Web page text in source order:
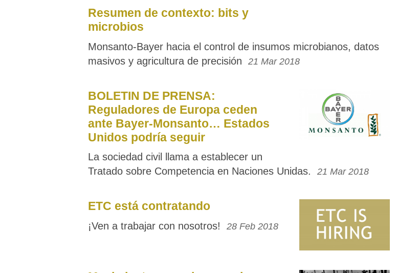
Resumen de contexto: bits y
microbios
Monsanto-Bayer hacia el control de insumos microbianos, datos
masivos y agricultura de precisión
21 Mar 2018
BOLETIN DE PRENSA:
Reguladores de Europa ceden
ante Bayer-Monsanto… Estados
Unidos podría seguir
La sociedad civil llama a establecer un
Tratado sobre Competencia en Naciones Unidas.
21 Mar 2018
ETC está contratando
¡Ven a trabajar con nosotros! 28 Feb 2018